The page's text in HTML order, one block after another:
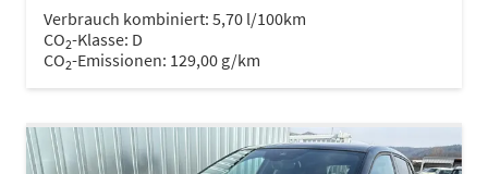
Verbrauch kombiniert: 5,70 l/100km
CO2-Klasse: D
CO2-Emissionen: 129,00 g/km